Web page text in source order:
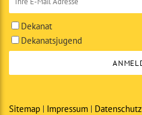
Dekanat
Dekanatsjugend
Sitemap Impressum Datenschutz